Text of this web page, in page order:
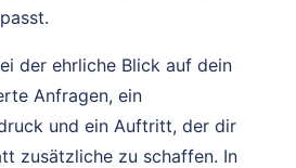
der ehrliche Blick auf dein
Anfragen, ein
und ein Auftritt, der dir
zusätzliche zu schaffen. In